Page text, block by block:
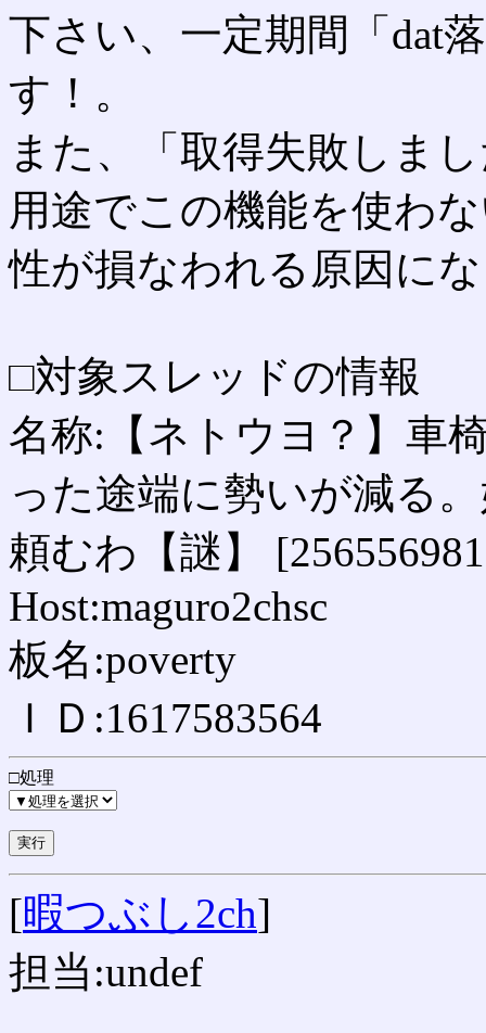
下さい、一定期間「dat
す！。
また、「取得失敗しま
用途でこの機能を使わ
性が損なわれる原因に
□対象スレッドの情報
名称:【ネトウヨ？】車
った途端に勢いが減る
頼むわ【謎】
Host:maguro2chsc
板名:poverty
ＩＤ:1617583564
□処理
[暇つぶし2ch]
担当:undef